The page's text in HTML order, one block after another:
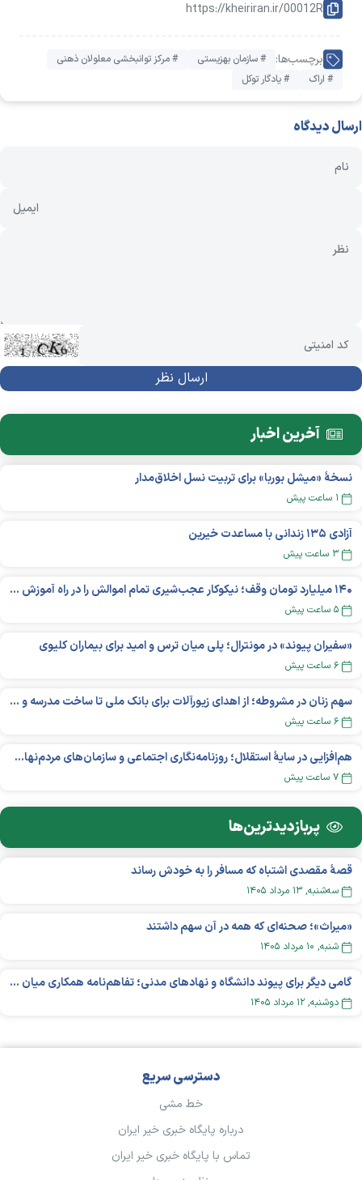
https://kheiriran.ir/00012R
برچسب‌ها: # سازمان بهزیستی
# مرکز توانبخشی معلولان ذهنی
# اراک
# یادگار توکل
ارسال دیدگاه
آخرین اخبار
نسخهٔ «میشل بوربا» برای تربیت نسل اخلاق‌مدار
۱ ساعت پیش
آزادی ۱۳۵ زندانی با مساعدت خیرین
۳ ساعت پیش
۱۴۰ میلیارد تومان وقف؛ نیکوکار عجب‌شیری تمام اموالش را در راه آموزش بخشید
۵ ساعت پیش
«سفیران پیوند» در مونترال؛ پلی میان ترس و امید برای بیماران کلیوی
۶ ساعت پیش
سهم زنان در مشروطه؛ از اهدای زیورآلات برای بانک ملی تا ساخت مدرسه و یتیم‌خانه
۶ ساعت پیش
هم‌افزایی در سایهٔ استقلال؛ روزنامه‌نگاری اجتماعی و سازمان‌های مردم‌نهاد در اکوسیستم بین‌المللی غیردولتی‌ها
۷ ساعت پیش
پربازدید‌ترین‌ها
قصهٔ مقصدی اشتباه که مسافر را به خودش رساند
سه‌شنبه, ۱۳ مرداد ۱۴۰۵
«میراث»؛ صحنه‌ای که همه در آن سهم داشتند
شنبه, ۱۰ مرداد ۱۴۰۵
گامی دیگر برای پیوند دانشگاه و نهادهای مدنی؛ تفاهم‌نامه همکاری میان «شبکه ملی» و «دانشگاه هنر ایران» منعقد شد
دوشنبه, ۱۲ مرداد ۱۴۰۵
دسترسی سریع
خط مشی
درباره پایگاه خبری خیر ایران
تماس با پایگاه خبری خیر ایران